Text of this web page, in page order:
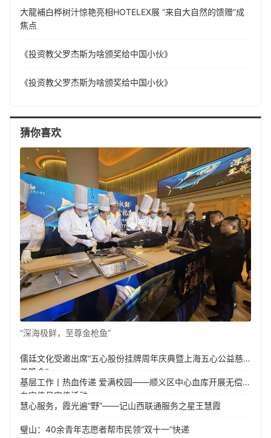
大龍補白桦树汁惊艳亮相HOTELEX展 “来自大自然的馈赠”成
焦点
《投资教父罗杰斯为啥颁奖给中国小伙》
《投资教父罗杰斯为啥颁奖给中国小伙》
猜你喜欢
“深海极鲜，至尊金枪鱼”
儒廷文化受邀出席“五心股份挂牌周年庆典暨上海五心公益慈
善晚会”
基层工作丨热血传递 爱满校园——顺义区中心血库开展无偿献
血宣传月宣传活动
慧心服务，霞光遍“野”——记山西联通服务之星王慧霞
璧山：40余青年志愿者帮市民领“双十一”快递